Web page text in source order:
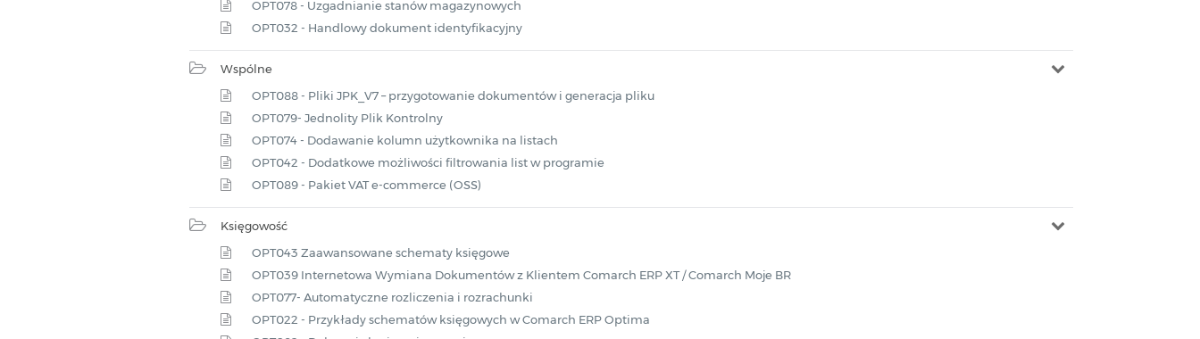
OPT078 - Uzgadnianie stanów magazynowych
OPT032 - Handlowy dokument identyfikacyjny
Wspólne
OPT088 - Pliki JPK_V7 – przygotowanie dokumentów i generacja pliku
OPT079- Jednolity Plik Kontrolny
OPT074 - Dodawanie kolumn użytkownika na listach
OPT042 - Dodatkowe możliwości filtrowania list w programie
OPT089 - Pakiet VAT e-commerce (OSS)
Księgowość
OPT043 Zaawansowane schematy księgowe
OPT039 Internetowa Wymiana Dokumentów z Klientem Comarch ERP XT / Comarch Moje BR
OPT077- Automatyczne rozliczenia i rozrachunki
OPT022 - Przykłady schematów księgowych w Comarch ERP Optima